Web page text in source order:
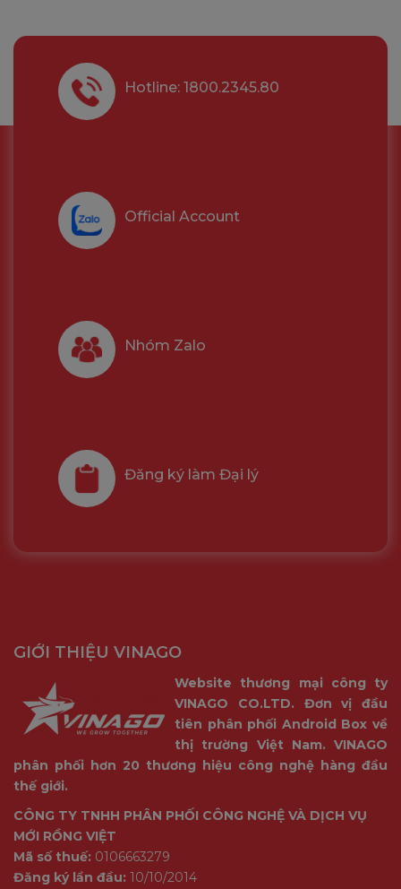
Hotline: 1800.2345.80
Official Account
Nhóm Zalo
Đăng ký làm Đại lý
GIỚI THIỆU VINAGO
Website thương mại công ty
VINAGO CO.LTD. Đơn vị đầu
tiên phân phối Android Box về
thị trường Việt Nam. VINAGO
phân phối hơn 20 thương hiệu công nghệ hàng đầu
thế giới.
CÔNG TY TNHH PHÂN PHỐI CÔNG NGHỆ VÀ DỊCH VỤ
MỚI RỒNG VIỆT
Mã số thuế: 0106663279
Đăng ký lần đầu: 10/10/2014